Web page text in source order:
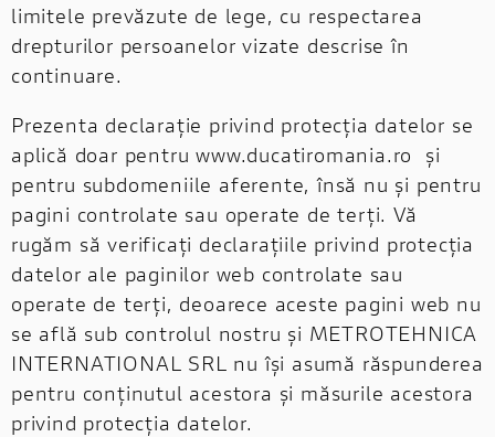
limitele prevăzute de lege, cu respectarea
drepturilor persoanelor vizate descrise în
continuare.
Prezenta declarație privind protecția datelor se
aplică doar pentru www.ducatiromania.ro și
pentru subdomeniile aferente, însă nu și pentru
pagini controlate sau operate de terți. Vă
rugăm să verificați declarațiile privind protecția
datelor ale paginilor web controlate sau
operate de terți, deoarece aceste pagini web nu
se află sub controlul nostru și METROTEHNICA
INTERNATIONAL SRL nu își asumă răspunderea
pentru conținutul acestora și măsurile acestora
privind protecția datelor.